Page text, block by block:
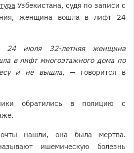
Узбекистана, судя по записи с
женщина вошла в лифт 24
24 июля 32-летняя женщина
в лифт многоэтажного дома по
и не вышла, — говорится в
обратились в полицию с
нашли, она была мертва.
ишемическую болезнь